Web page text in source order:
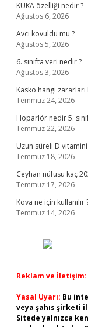
KUKA özelliği nedir ?
Ağustos 6, 2026
Avcı kovuldu mu ?
Ağustos 5, 2026
6. sınıfta veri nedir ?
Ağustos 3, 2026
Kasko hangi zararları
Temmuz 24, 2026
Hoparlör nedir 5.
Temmuz 22, 2026
Uzun süreli D
Temmuz 18, 2026
Ceyhan nüfusu kaç
Temmuz 17, 2026
Kova ne için kullanılır
Temmuz 14, 2026
Reklam ve İletişim:
Yasal Uyarı: Bu
veya şahıs şirketi
Sitede yalnızca